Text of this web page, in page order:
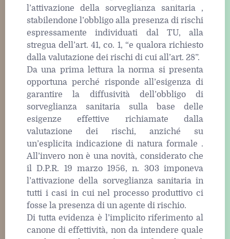
l’attivazione della sorveglianza sanitaria ,
stabilendone l’obbligo alla presenza di rischi
espressamente individuati dal TU, alla
stregua dell’art. 41, co. 1, “e qualora richiesto
dalla valutazione dei rischi di cui all’art. 28”.
Da una prima lettura la norma si presenta
opportuna perché risponde all’esigenza di
garantire la diffusività dell’obbligo di
sorveglianza sanitaria sulla base delle
esigenze effettive richiamate dalla
valutazione dei rischi, anziché su
un’esplicita indicazione di natura formale .
All’invero non è una novità, considerato che
il D.P.R. 19 marzo 1956, n. 303 imponeva
l’attivazione della sorveglianza sanitaria in
tutti i casi in cui nel processo produttivo ci
fosse la presenza di un agente di rischio.
Di tutta evidenza è l’implicito riferimento al
canone di effettività, non da intendere quale